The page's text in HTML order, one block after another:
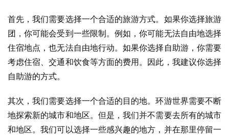
首先，我们需要选择一个合适的旅游方式。如果你选择旅游
团，你可能会受到一些限制。例如，你可能无法自由地选择
住宿地点，也无法自由地行动。如果你选择自助游，你需要
考虑住宿、交通和饮食等方面的费用。因此，我建议你选择
自助游的方式。
其次，我们需要选择一个合适的目的地。环游世界需要不断
地探索新的城市和地区。但是，我们并不需要去所有的城市
和地区。我们可以选择一些感兴趣的地方，并在那里停留一